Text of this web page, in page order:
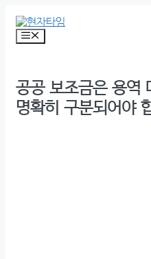
contentMenu
공공 보조금은 용역
명확히 구분되어야